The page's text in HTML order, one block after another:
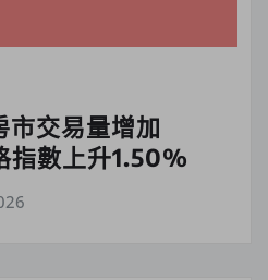
市交易量增加
數上升1.50%